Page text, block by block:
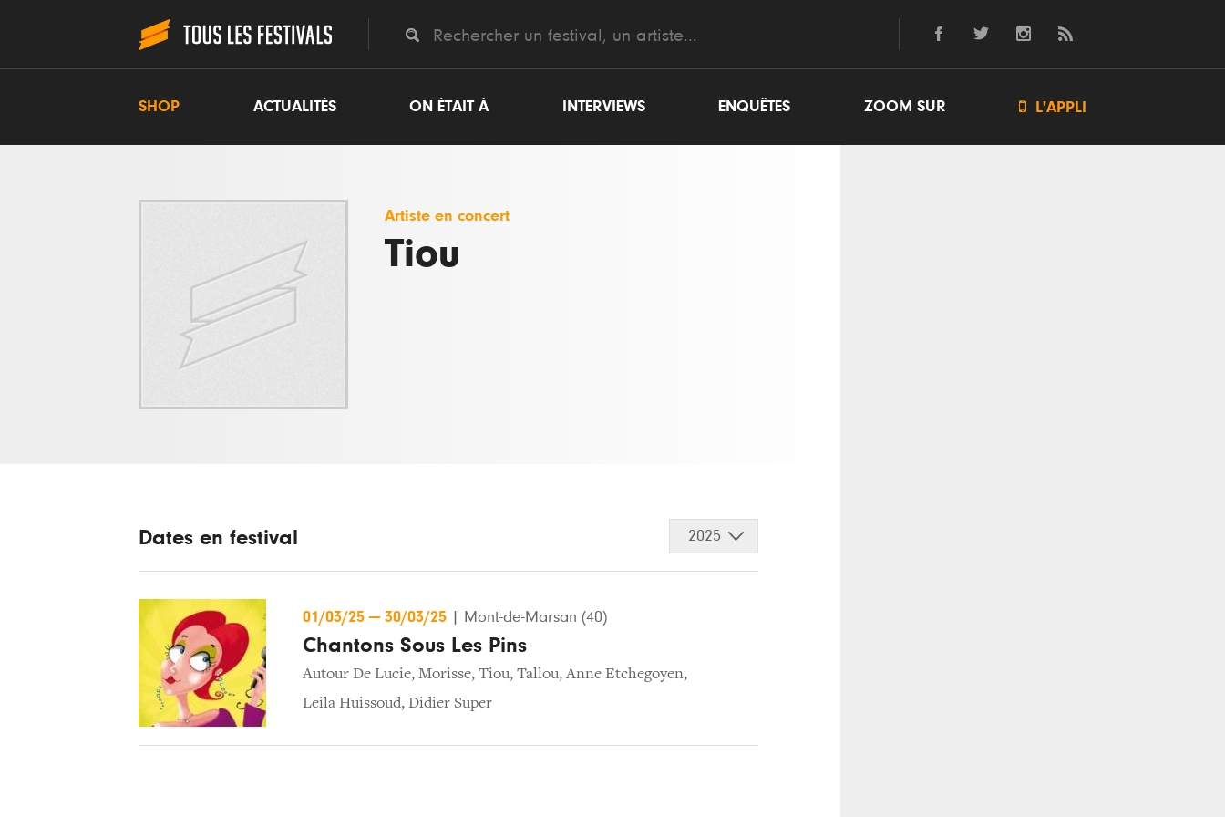
SHOP ACTUALITÉS ON ÉTAIT À INTERVIEWS ENQUÊTES ZOOM SUR  L'APPLI
Artiste en concert
Tiou
Dates en festival 2025
01/03/25 — 30/03/25 Mont-de-Marsan (40)
Chantons Sous Les Pins
Autour De Lucie, Morisse, Tiou, Tallou,Anne Etchegoyen,
Leila Huissoud, Didier Super